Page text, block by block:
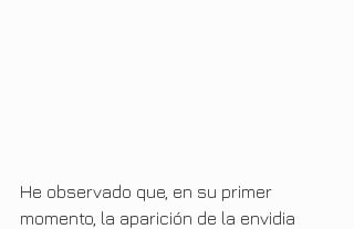
He observado que, en su primer
momento, la aparición de la envidia